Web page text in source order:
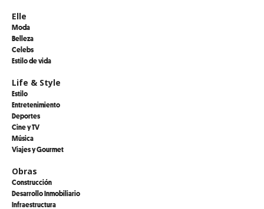
Elle
Moda
Belleza
Celebs
Estilo de vida
Life & Style
Estilo
Entretenimiento
Deportes
Cine y TV
Música
Viajes y Gourmet
Obras
Construcción
Desarrollo Inmobiliario
Infraestructura